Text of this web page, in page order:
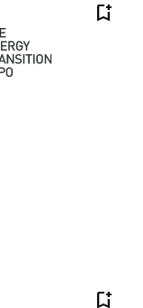
bookmark_add
bookmark_add